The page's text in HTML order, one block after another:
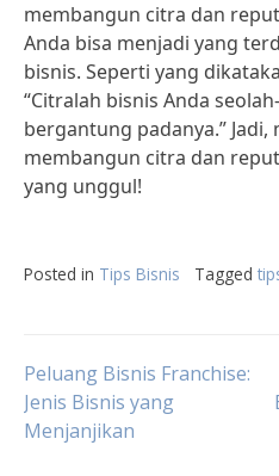
membangun citra dan
Anda bisa menjadi yang
bisnis. Seperti yang
“Citralah bisnis Anda
bergantung padanya.”
membangun citra dan
yang unggul!
Posted in Tips Bisnis Tagged
Post
navigation
Peluang Bisnis Franchise:
Jenis Bisnis yang
Menjanjikan